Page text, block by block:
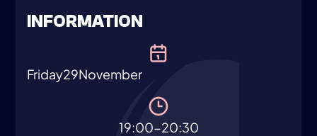
INFORMATION
Friday29November
19:00-20:30